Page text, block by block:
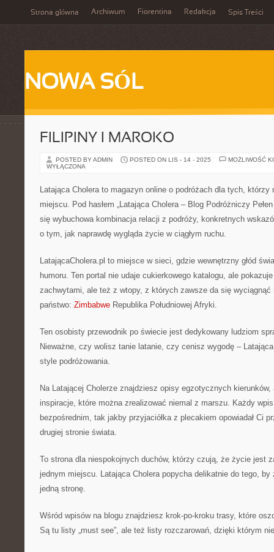
Strona główna Archiwum Fiorentina Redakcja Spis Treści
NOWA SÓL
FILIPINY I MAROKO
POSTED BY ADMIN POSTED ON LIS - 14 - 2025
MOŻLIWOŚĆ
WYŁĄCZONA
Latająca Cholera to magazyn online o podróżach dla tych, którzy
miejscu. Pod hasłem „Latająca Cholera – Blog Podróżniczy
się wybuchowa kombinacja relacji z podróży, konkretnych
o tym, jak naprawdę wygląda życie w ciągłym ruchu.
LatającaCholera.pl to miejsce w sieci, gdzie wewnętrzny głód
humoru. Ten portal nie udaje cukierkowego katalogu, ale
zachwytami, ale też z wtopy, z których zawsze da się wyciągnąć
państwo: Zimbabwe Republika Południowej Afryki.
Ten osobisty przewodnik po świecie jest dedykowany ludziom
Nieważne, czy wolisz tanie latanie, czy cenisz wygodę –
style podróżowania.
Na Latającej Cholerze znajdziesz opisy egzotycznych kierunków,
inspiracje, które można zrealizować niemal z marszu. Każdy
bezpośrednim, tak jakby przyjaciółka z plecakiem opowiadał Ci
drugiej stronie świata.
To strona dla niespokojnych duchów, którzy czują, że życie jest
jednym miejscu. Latająca Cholera popycha delikatnie do tego,
jedną stronę.
Wśród wpisów na blogu znajdziesz krok-po-kroku trasy, które
Są tu listy „must see”, ale też listy rozczarowań, dzięki którym